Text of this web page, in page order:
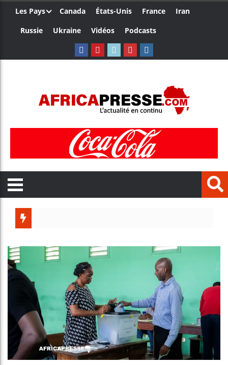
Les Pays Canada États-Unis France
Iran
Russie
Ukraine Vidéos Podcasts
Bénin :
Aliko